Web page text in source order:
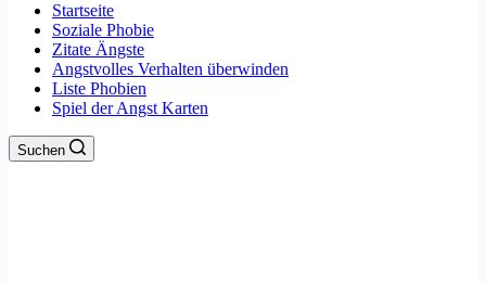
Startseite
Soziale Phobie
Zitate Ängste
Angstvolles Verhalten überwinden
Liste Phobien
Spiel der Angst Karten
Suchen